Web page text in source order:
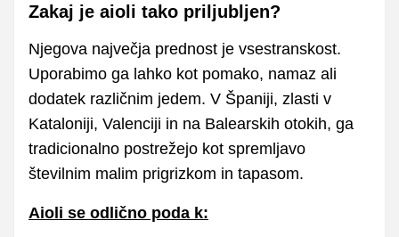
Zakaj je aioli tako priljubljen?
Njegova največja prednost je vsestranskost.
Uporabimo ga lahko kot pomako, namaz ali
dodatek različnim jedem. V Španiji, zlasti v
Kataloniji, Valenciji in na Balearskih otokih, ga
tradicionalno postrežejo kot spremljavo
številnim malim prigrizkom in tapasom.
Aioli se odlično poda k: